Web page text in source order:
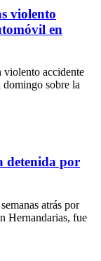
violento
en
violento accidente
domingo sobre la
detenida por
atrás por
Hernandarias, fue